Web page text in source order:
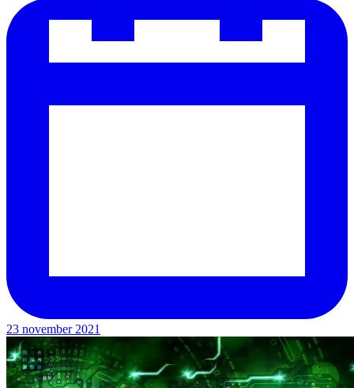
23 november 2021